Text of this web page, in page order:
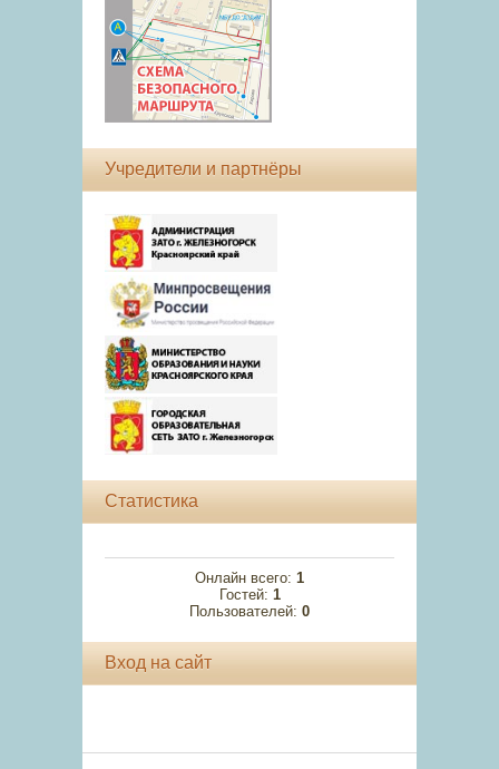
Учредители и партнёры
Статистика
Онлайн всего: 1
Гостей: 1
Пользователей: 0
Вход на сайт